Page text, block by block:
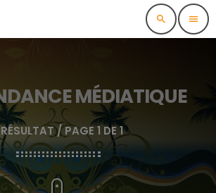
search menu
MÉDIATIQUE
/ PAGE 1 DE 1